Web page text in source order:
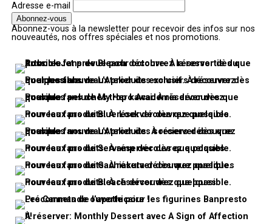
Adresse e-mail
Abonnez-vous à la newsletter pour recevoir des infos sur nos
nouveautés, nos offres spéciales et nos promotions.